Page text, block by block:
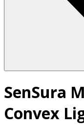
SenSura
Convex